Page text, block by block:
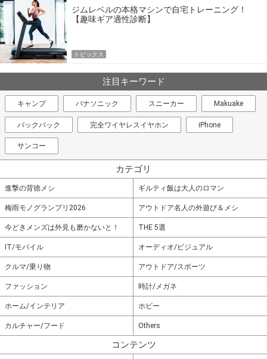
ジムレベルの本格マシンで自宅トレーニング！
【趣味ギア適性診断】
トピックス
注目キーワード
キャンプ パナソニック スニーカー Makuake
バックパック 完全ワイヤレスイヤホン iPhone
サンコー
カテゴリ
進撃の背徳メシ ギルティ飯は大人のロマン
梅雨モノグランプリ2026 アウトドア名人の外遊び＆メシ
今どきメンズは外見も磨かないと！ THE 5選
IT/モバイル オーディオ/ビジュアル
クルマ/乗り物 アウトドア/スポーツ
ファッション 時計/メガネ
ホーム/インテリア ホビー
カルチャー/フード Others
コンテンツ